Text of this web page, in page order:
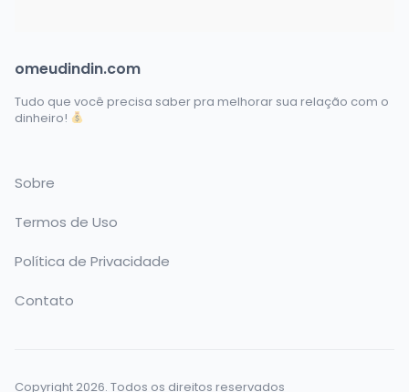
omeudindin.com
Tudo que você precisa saber pra melhorar sua relação com o
dinheiro!
Sobre
Termos de Uso
Política de Privacidade
Contato
Copyright 2026. Todos os direitos reservados